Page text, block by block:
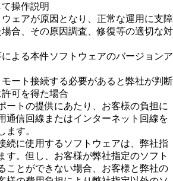
操作説明
ェアが原因となり、正常な運用に支障
合、その原因調査、修復等の適切な対
よる本件ソフトウェアのバージョンア
ート接続する必要があると弊社が判断
可を得た場合
ートの提供にあたり、お客様の負担に
通信回線またはインターネット回線を
ます。
続に使用するソフトウェアは、弊社指
す。但し、お客様が弊社指定のソフト
ことができない場合、お客様と弊社の